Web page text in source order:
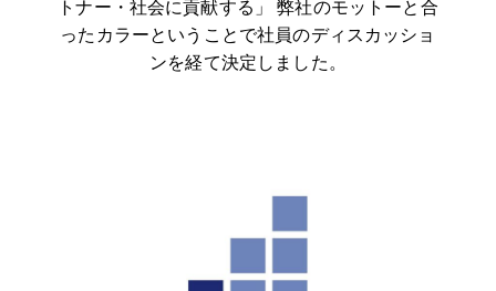
トナー・社会に貢献する」 弊社のモットーと合
ったカラーということで社員のディスカッショ
ンを経て決定しました。